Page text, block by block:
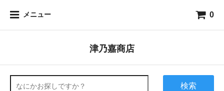
メニュー 0
津乃嘉商店
検索